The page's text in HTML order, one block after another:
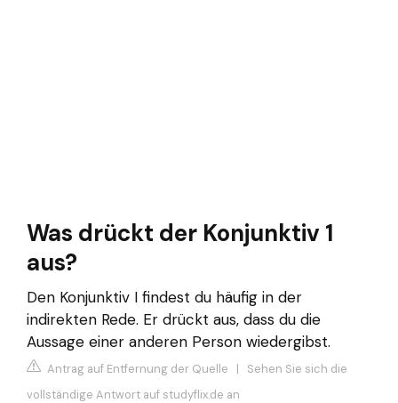
Was drückt der Konjunktiv 1
aus?
Den Konjunktiv I findest du häufig in der
indirekten Rede. Er drückt aus, dass du die
Aussage einer anderen Person wiedergibst.
Antrag auf Entfernung der Quelle | Sehen Sie sich die
vollständige Antwort auf studyflix.de an